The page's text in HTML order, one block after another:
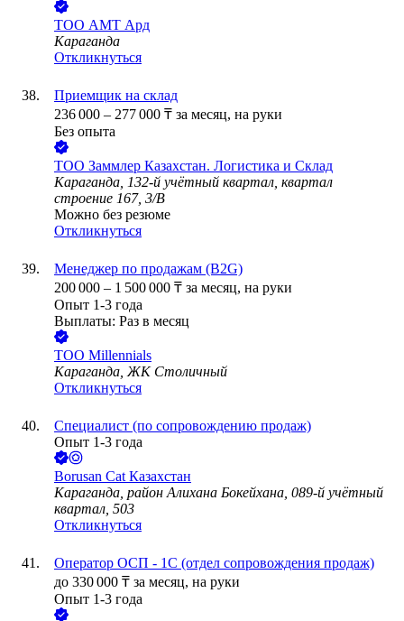
ТОО АМТ Ард
Караганда
Откликнуться
Приемщик на склад
236 000 – 277 000 ₸ за месяц, на руки
Без опыта
ТОО Заммлер Казахстан. Логистика и Склад
Караганда, 132-й учётный квартал, квартал
строение 167, 3/В
Можно без резюме
Откликнуться
Менеджер по продажам (B2G)
200 000 – 1 500 000 ₸ за месяц, на руки
Опыт 1-3 года
Выплаты: Раз в месяц
ТОО Millennials
Караганда, ЖК Столичный
Откликнуться
Специалист (по сопровождению продаж)
Опыт 1-3 года
Borusan Cat Казахстан
Караганда, район Алихана Бокейхана, 089-й учётный
квартал, 503
Откликнуться
Оператор ОСП - 1С (отдел сопровождения продаж)
до 330 000 ₸ за месяц, на руки
Опыт 1-3 года